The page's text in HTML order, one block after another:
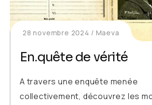
28 novembre 2024 Maeva
En.quête de vérité
A travers une enquête menée
collectivement, découvrez les